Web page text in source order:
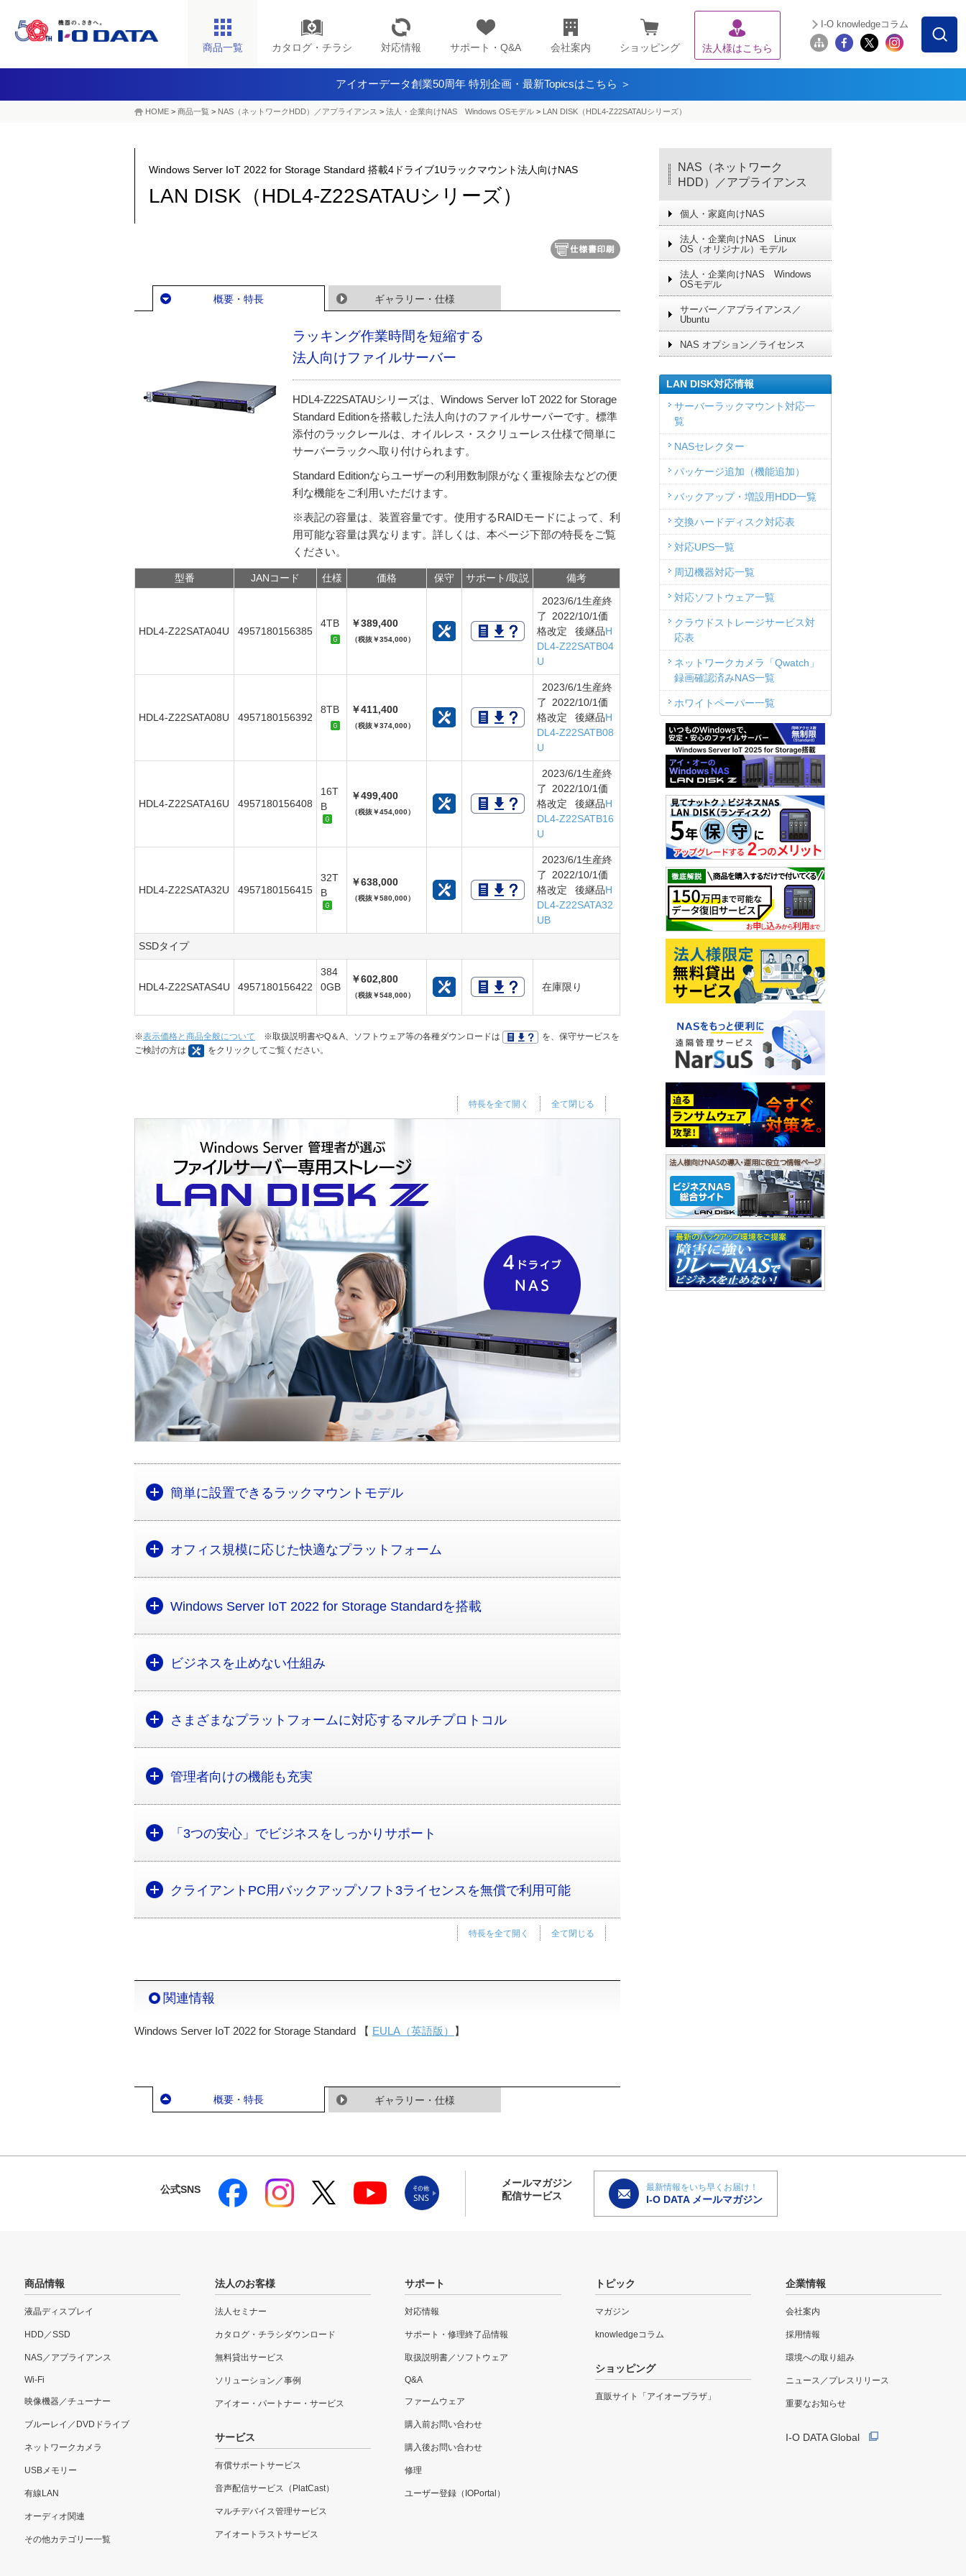
商品一覧 カタログ・チラシ 対応情報 サポート・Q&A 会社案内 ショッピング 法人様はこちら
I-O knowledgeコラム
アイオーデータ創業50周年 特別企画・最新Topicsはこちら ＞
HOME > 商品一覧 > NAS（ネットワークHDD）／アプライアンス​ > 法人・企業向けNAS Windows OSモデル > LAN DISK（HDL4-Z22SATAUシリーズ）
Windows Server IoT 2022 for Storage Standard 搭載4ドライブ1Uラックマウント法人向けNAS
LAN DISK（HDL4-Z22SATAUシリーズ）
概要・特長 ギャラリー・仕様
ラッキング作業時間を短縮する
法人向けファイルサーバー
HDL4-Z22SATAUシリーズは、Windows Server IoT 2022 for Storage
Standard Editionを搭載した法人向けのファイルサーバーです。標準
添付のラックレールは、オイルレス・スクリューレス仕様で簡単に
サーバーラックへ取り付けられます。
Standard Editionならユーザーの利用数制限がなく重複除去などの便
利な機能をご利用いただけます。
※表記の容量は、装置容量です。使用するRAIDモードによって、利
用可能な容量は異なります。詳しくは、本ページ下部の特長をご覧
ください。
型番 JANコード 仕様 価格 保守 サポート/取説 備考
HDL4-Z22SATA04U 4957180156385
4TB ￥389,400
（税抜￥354,000）
2023/6/1生産終
了 2022/10/1価
格改定 後継品H
DL4-Z22SATB04
U
HDL4-Z22SATA08U 4957180156392
8TB ￥411,400
（税抜￥374,000）
2023/6/1生産終
了 2022/10/1価
格改定 後継品H
DL4-Z22SATB08
U
HDL4-Z22SATA16U 4957180156408
16T
B
￥499,400
（税抜￥454,000）
2023/6/1生産終
了 2022/10/1価
格改定 後継品H
DL4-Z22SATB16
U
HDL4-Z22SATA32U 4957180156415
32T
B
￥638,000
（税抜￥580,000）
2023/6/1生産終
了 2022/10/1価
格改定 後継品H
DL4-Z22SATA32
UB
SSDタイプ
HDL4-Z22SATAS4U 4957180156422
384
0GB
￥602,800
（税抜￥548,000）
在庫限り
※表示価格と商品全般について ※取扱説明書やQ＆A、ソフトウェア等の各種ダウンロードは
を、保守サービスを
ご検討の方は
をクリックしてご覧ください。
全て閉じる
特長を全て開く
簡単に設置できるラックマウントモデル
オフィス規模に応じた快適なプラットフォーム
Windows Server IoT 2022 for Storage Standardを搭載
ビジネスを止めない仕組み
さまざまなプラットフォームに対応するマルチプロトコル
管理者向けの機能も充実
「3つの安心」でビジネスをしっかりサポート
クライアントPC用バックアップソフト3ライセンスを無償で利用可能
全て閉じる
特長を全て開く
関連情報
Windows Server IoT 2022 for Storage Standard 【 EULA（英語版） 】
概要・特長 ギャラリー・仕様
NAS（ネットワーク
HDD）／アプライアンス
個人・家庭向けNAS
法人・企業向けNAS Linux
OS（オリジナル）モデル
法人・企業向けNAS Windows
OSモデル
サーバー／アプライアンス／
Ubuntu
NAS オプション／ライセンス
LAN DISK対応情報
サーバーラックマウント対応一
覧
NASセレクター
パッケージ追加（機能追加）
バックアップ・増設用HDD一覧
交換ハードディスク対応表
対応UPS一覧
周辺機器対応一覧
対応ソフトウェア一覧
クラウドストレージサービス対
応表
ネットワークカメラ「Qwatch」
録画確認済みNAS一覧
ホワイトペーパー一覧
公式SNS
メールマガジン
配信サービス
最新情報をいち早くお届け！
I-O DATA メールマガジン
商品情報
液晶ディスプレイ
HDD／SSD
NAS／アプライアンス
Wi-Fi
映像機器／チューナー
ブルーレイ／DVDドライブ
ネットワークカメラ
USBメモリー
有線LAN
オーディオ関連
その他カテゴリー一覧
法人のお客様
法人セミナー
カタログ・チラシダウンロード
無料貸出サービス
ソリューション／事例
アイオー・パートナー・サービス
サービス
有償サポートサービス
音声配信サービス（PlatCast）
マルチデバイス管理サービス
アイオートラストサービス
サポート
対応情報
サポート・修理終了品情報
取扱説明書／ソフトウェア
Q&A
ファームウェア
購入前お問い合わせ
購入後お問い合わせ
修理
ユーザー登録（IOPortal）
トピック
マガジン
knowledgeコラム
ショッピング
直販サイト「アイオープラザ」
企業情報
会社案内
採用情報
環境への取り組み
ニュース／プレスリリース
重要なお知らせ
I-O DATA Global